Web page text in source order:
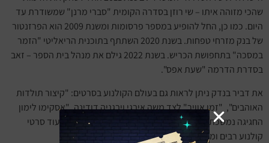
שהכי מזוהה איתו – שי רוזן בסדרה הקומית "סברי מרנן" שמשודרת עד
היום. כמו כן, החל להופיע במספר פרסומות ומשנת 2009 הוא הפרזנטור
של בנק מזרחי טפחות. בשנת 2020 השתתף בתוכנית הריאליטי "הזמר
במסכה" בתחפושת הכריש. בשנת 2022 גילם את מנהל בית הספר – זאב
בסדרת הדרמה "שעת אפס".
את דביר בנדק ניתן לראות גם בעולם הקולנוע בסרטים: "קיצור תולדות
האוהבים", "זמן אוויר" לצד משה איבגי ויבגניה דודינה, "אסקימו לימון
החגיגה נמשכת", "מתנה משמיים", "סימה וקנין מכשפה" ועוד סרטי
קולנוע רבים ומוכרים.